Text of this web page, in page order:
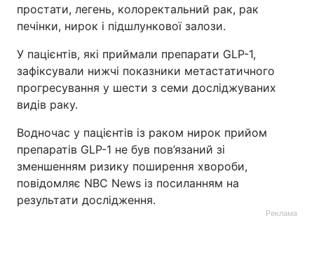
простати, легень, колоректальний рак, рак
печінки, нирок і підшлункової залози.
У пацієнтів, які приймали препарати GLP-1,
зафіксували нижчі показники метастатичного
прогресування у шести з семи досліджуваних
видів раку.
Водночас у пацієнтів із раком нирок прийом
препаратів GLP-1 не був пов’язаний зі
зменшенням ризику поширення хвороби,
повідомляє NBC News із посиланням на
результати дослідження.
Реклама